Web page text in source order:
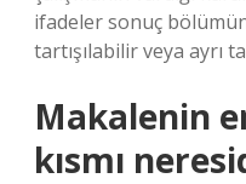
ifadeler sonuç
tartışılabilir veya ayrı
Makalenin
kısmı